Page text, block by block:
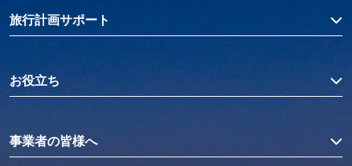
旅行計画サポート
お役立ち
事業者の皆様へ